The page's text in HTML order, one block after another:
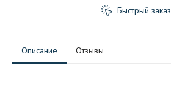
Быстрый заказ
Описание Отзывы